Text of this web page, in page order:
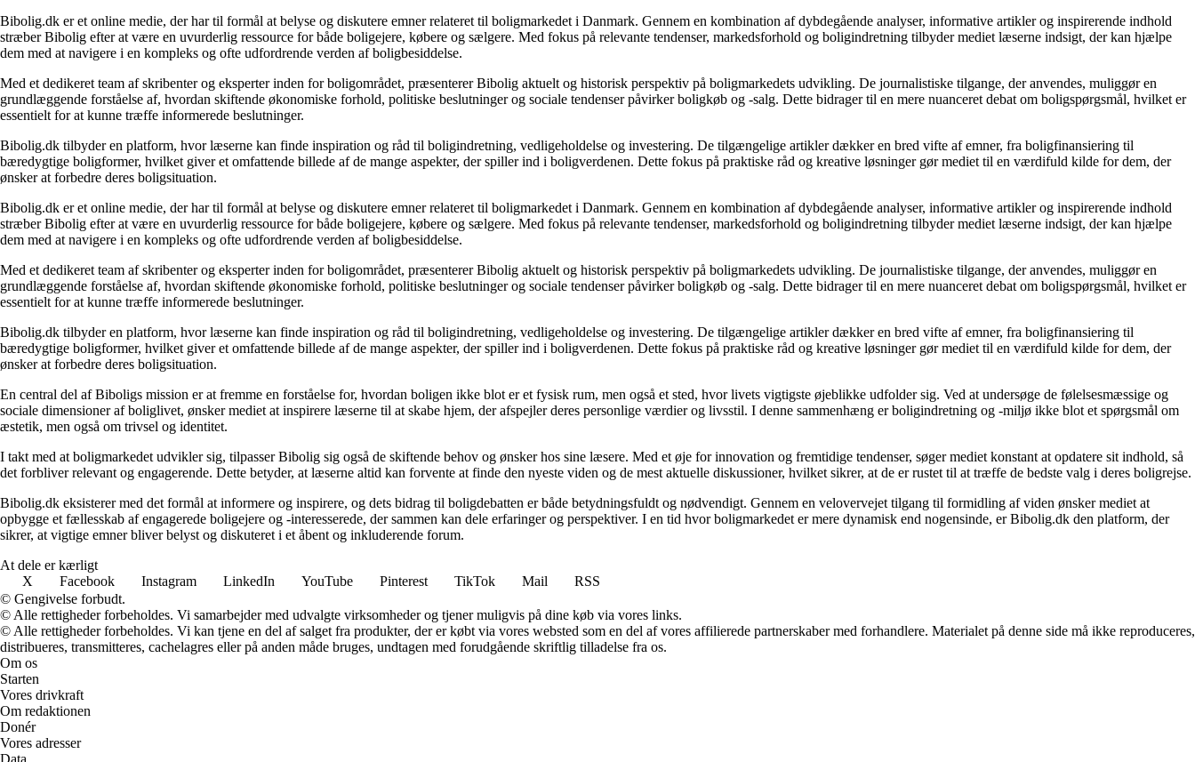
Bibolig.dk er et online medie, der har til formål at belyse og diskutere emner relateret til boligmarkedet i Danmark. Gennem en kombination af dybdegående analyser, informative artikler og inspirerende indhold
stræber Bibolig efter at være en uvurderlig ressource for både boligejere, købere og sælgere. Med fokus på relevante tendenser, markedsforhold og boligindretning tilbyder mediet læserne indsigt, der kan hjælpe
dem med at navigere i en kompleks og ofte udfordrende verden af boligbesiddelse.
Med et dedikeret team af skribenter og eksperter inden for boligområdet, præsenterer Bibolig aktuelt og historisk perspektiv på boligmarkedets udvikling. De journalistiske tilgange, der anvendes, muliggør en
grundlæggende forståelse af, hvordan skiftende økonomiske forhold, politiske beslutninger og sociale tendenser påvirker boligkøb og -salg. Dette bidrager til en mere nuanceret debat om boligspørgsmål, hvilket er
essentielt for at kunne træffe informerede beslutninger.
Bibolig.dk tilbyder en platform, hvor læserne kan finde inspiration og råd til boligindretning, vedligeholdelse og investering. De tilgængelige artikler dækker en bred vifte af emner, fra boligfinansiering til
bæredygtige boligformer, hvilket giver et omfattende billede af de mange aspekter, der spiller ind i boligverdenen. Dette fokus på praktiske råd og kreative løsninger gør mediet til en værdifuld kilde for dem, der
ønsker at forbedre deres boligsituation.
Bibolig.dk er et online medie, der har til formål at belyse og diskutere emner relateret til boligmarkedet i Danmark. Gennem en kombination af dybdegående analyser, informative artikler og inspirerende indhold
stræber Bibolig efter at være en uvurderlig ressource for både boligejere, købere og sælgere. Med fokus på relevante tendenser, markedsforhold og boligindretning tilbyder mediet læserne indsigt, der kan hjælpe
dem med at navigere i en kompleks og ofte udfordrende verden af boligbesiddelse.
Med et dedikeret team af skribenter og eksperter inden for boligområdet, præsenterer Bibolig aktuelt og historisk perspektiv på boligmarkedets udvikling. De journalistiske tilgange, der anvendes, muliggør en
grundlæggende forståelse af, hvordan skiftende økonomiske forhold, politiske beslutninger og sociale tendenser påvirker boligkøb og -salg. Dette bidrager til en mere nuanceret debat om boligspørgsmål, hvilket er
essentielt for at kunne træffe informerede beslutninger.
Bibolig.dk tilbyder en platform, hvor læserne kan finde inspiration og råd til boligindretning, vedligeholdelse og investering. De tilgængelige artikler dækker en bred vifte af emner, fra boligfinansiering til
bæredygtige boligformer, hvilket giver et omfattende billede af de mange aspekter, der spiller ind i boligverdenen. Dette fokus på praktiske råd og kreative løsninger gør mediet til en værdifuld kilde for dem, der
ønsker at forbedre deres boligsituation.
En central del af Biboligs mission er at fremme en forståelse for, hvordan boligen ikke blot er et fysisk rum, men også et sted, hvor livets vigtigste øjeblikke udfolder sig. Ved at undersøge de følelsesmæssige og
sociale dimensioner af boliglivet, ønsker mediet at inspirere læserne til at skabe hjem, der afspejler deres personlige værdier og livsstil. I denne sammenhæng er boligindretning og -miljø ikke blot et spørgsmål om
æstetik, men også om trivsel og identitet.
I takt med at boligmarkedet udvikler sig, tilpasser Bibolig sig også de skiftende behov og ønsker hos sine læsere. Med et øje for innovation og fremtidige tendenser, søger mediet konstant at opdatere sit indhold, så
det forbliver relevant og engagerende. Dette betyder, at læserne altid kan forvente at finde den nyeste viden og de mest aktuelle diskussioner, hvilket sikrer, at de er rustet til at træffe de bedste valg i deres boligrejse.
Bibolig.dk eksisterer med det formål at informere og inspirere, og dets bidrag til boligdebatten er både betydningsfuldt og nødvendigt. Gennem en velovervejet tilgang til formidling af viden ønsker mediet at
opbygge et fællesskab af engagerede boligejere og -interesserede, der sammen kan dele erfaringer og perspektiver. I en tid hvor boligmarkedet er mere dynamisk end nogensinde, er Bibolig.dk den platform, der
sikrer, at vigtige emner bliver belyst og diskuteret i et åbent og inkluderende forum.
At dele er kærligt
X
Facebook Instagram LinkedIn YouTube Pinterest TikTok Mail
RSS
© Gengivelse forbudt.
© Alle rettigheder forbeholdes. Vi samarbejder med udvalgte virksomheder og tjener muligvis på dine køb via vores links.
© Alle rettigheder forbeholdes. Vi kan tjene en del af salget fra produkter, der er købt via vores websted som en del af vores affilierede partnerskaber med forhandlere. Materialet på denne side må ikke reproduceres,
distribueres, transmitteres, cachelagres eller på anden måde bruges, undtagen med forudgående skriftlig tilladelse fra os.
Om os
Starten
Vores drivkraft
Om redaktionen
Donér
Vores adresser